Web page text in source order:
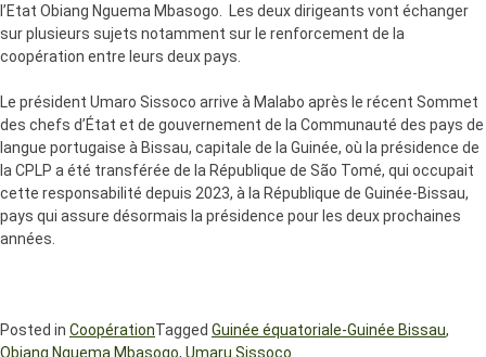
l’Etat Obiang Nguema Mbasogo. Les deux dirigeants vont échanger
sur plusieurs sujets notamment sur le renforcement de la
coopération entre leurs deux pays.
Le président Umaro Sissoco arrive à Malabo après le récent Sommet
des chefs d’État et de gouvernement de la Communauté des pays de
langue portugaise à Bissau, capitale de la Guinée, où la présidence de
la CPLP a été transférée de la République de São Tomé, qui occupait
cette responsabilité depuis 2023, à la République de Guinée-Bissau,
pays qui assure désormais la présidence pour les deux prochaines
années.
Posted in CoopérationTagged Guinée équatoriale-Guinée Bissau,
Obiang Nguema Mbasogo, Umaru Sissoco